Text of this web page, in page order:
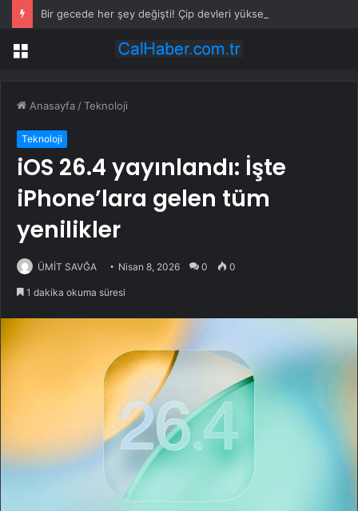
Bir gecede her şey değişti! Çip devleri yükselişe geçti
Menü
Anasayfa /Teknoloji
Teknoloji
iOS 26.4 yayınlandı: İşte
iPhone’lara gelen tüm
yenilikler
ÜMİT SAVĞA Nisan 8, 2026 0 0
1 dakika okuma süresi